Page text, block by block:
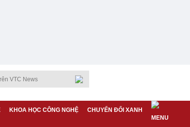
KHOA HỌC CÔNG NGHỆ CHUYỂN ĐỔI XANH